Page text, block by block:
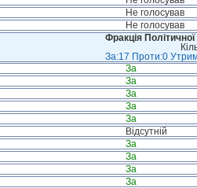
Не голосував
Не голосував
Фракція
За:17 Проти:0
За
За
За
За
За
Відсутній
За
За
За
За